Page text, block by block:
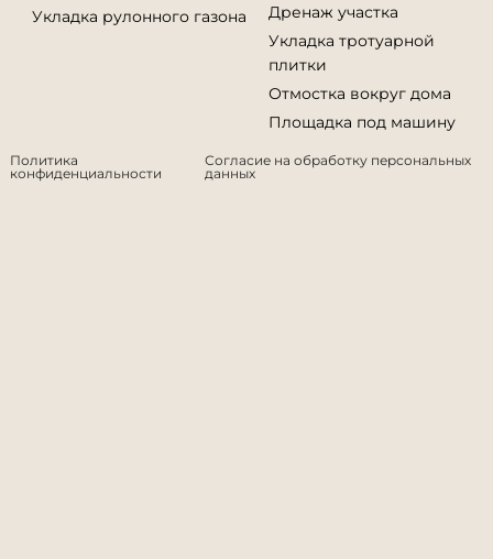
Укладка рулонного газона
Дренаж участка
Укладка тротуарной
плитки
Отмостка вокруг дома
Площадка под машину
Политика
конфиденциальности
Согласие на обработку персональных
данных